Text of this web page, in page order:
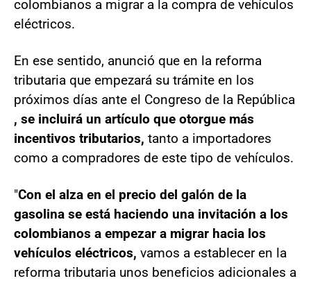
colombianos a migrar a la compra de vehículos
eléctricos.
En ese sentido, anunció que en la reforma
tributaria que empezará su trámite en los
próximos días ante el Congreso de la República
, se incluirá un artículo que otorgue más
incentivos tributarios, tanto a importadores
como a compradores de este tipo de vehículos.
"Con el alza en el precio del galón de la
gasolina se está haciendo una invitación a los
colombianos a empezar a migrar hacia los
vehículos eléctricos, vamos a establecer en la
reforma tributaria unos beneficios adicionales a